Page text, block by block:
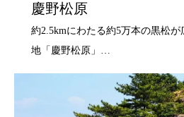
慶野松原